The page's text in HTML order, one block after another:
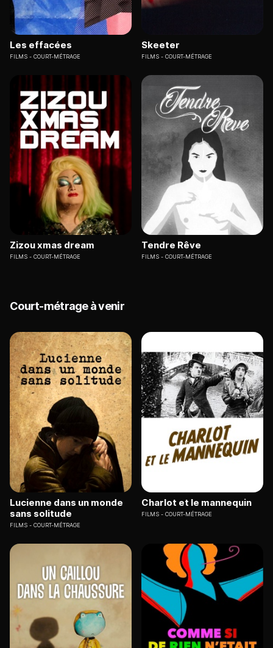
Les effacées
FILMS COURT-MÉTRAGE
Skeeter
FILMS COURT-MÉTRAGE
Zizou xmas dream
FILMS COURT-MÉTRAGE
Tendre Rêve
FILMS COURT-MÉTRAGE
Court-métrage à venir
Lucienne dans un monde
sans solitude
FILMS COURT-MÉTRAGE
Charlot et le mannequin
FILMS COURT-MÉTRAGE